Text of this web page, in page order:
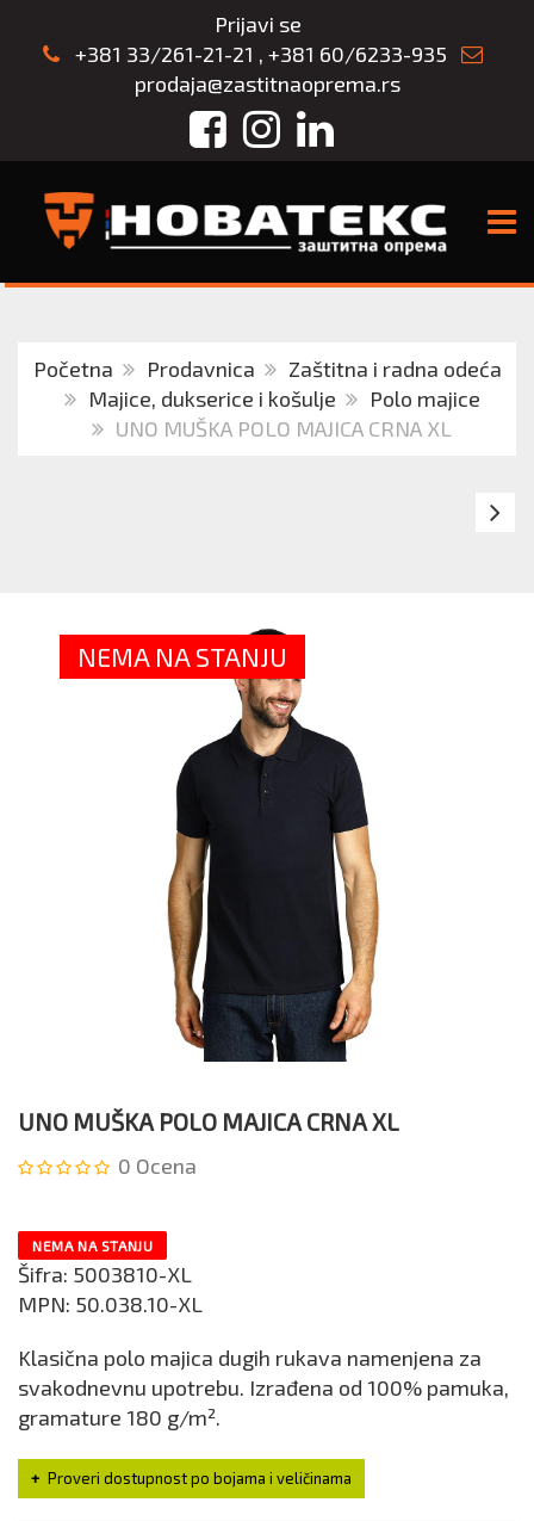
Prijavi se
+381 33/261-21-21 , +381 60/6233-935
prodaja@zastitnaoprema.rs
FacebookInstagram
LinkedIn
Početna Prodavnica
Zaštitna i radna odeća
Majice, dukserice i košulje
Polo majice
UNO MUŠKA POLO MAJICA CRNA XL
NEMA NA STANJU
UNO MUŠKA POLO MAJICA CRNA XL
0 Ocena
NEMA NA STANJU
Šifra: 5003810-XL
MPN: 50.038.10-XL
Klasična polo majica dugih rukava namenjena za
svakodnevnu upotrebu. Izrađena od 100% pamuka,
gramature 180 g/m².
Proveri dostupnost po bojama i veličinama